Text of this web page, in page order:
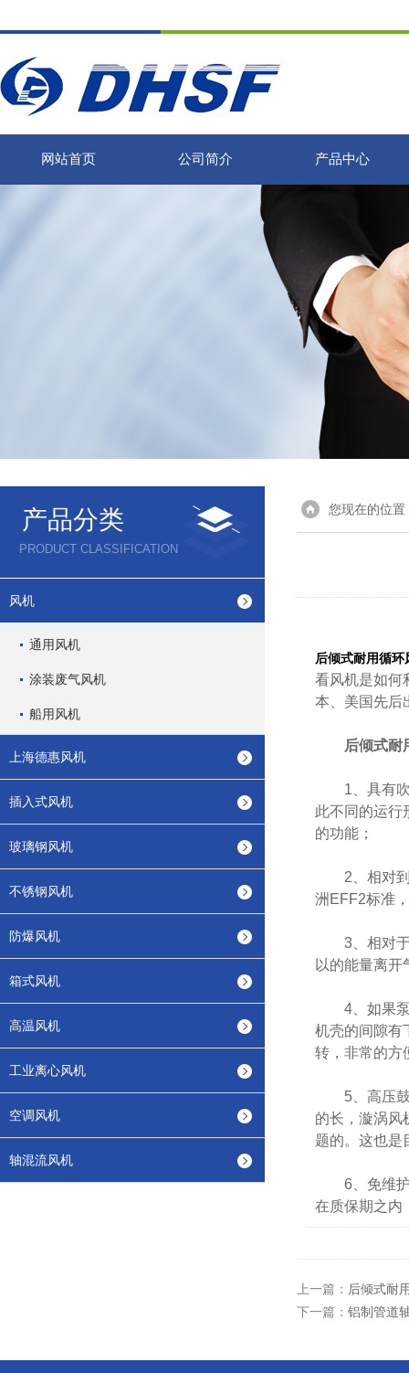
网站首页 公司简介 产品中心
产品分类
PRODUCT CLASSIFICATION
风机
通用风机
涂装废气风机
船用风机
上海德惠风机
插入式风机
玻璃钢风机
不锈钢风机
防爆风机
箱式风机
高温风机
工业离心风机
空调风机
轴混流风机
您现在的位置
后倾式耐用循环
看风机是如何
本、美国先后
后倾式耐
1、具有吹
此不同的运行
的功能；
2、相对到
洲EFF2标准
3、相对于
以的能量离
4、如果泵
机壳的间隙有
转，非常的方
5、高压鼓
的长，漩涡风
题的。这也是
6、免维护
在质保期之内
上一篇： 后倾式耐
下一篇： 铝制管道